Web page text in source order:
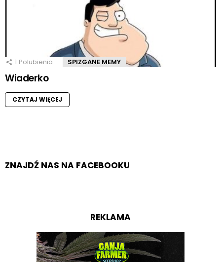
1 Polubienia SPIZGANE MEMY
Wiaderko
CZYTAJ WIĘCEJ
ZNAJDŹ NAS NA FACEBOOKU
REKLAMA